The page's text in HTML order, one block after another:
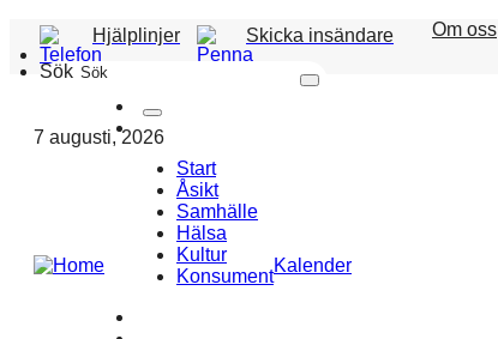
Hjälplinjer Skicka insändare Om oss
Sök
7 augusti, 2026
Start
Åsikt
Samhälle
Hälsa
Kultur
Konsument
Kalender